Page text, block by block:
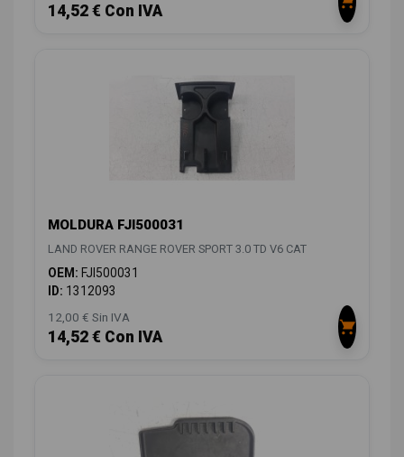
14,52 € Con IVA
MOLDURA FJI500031
LAND ROVER RANGE ROVER SPORT 3.0 TD V6 CAT
OEM: FJI500031
ID: 1312093
12,00 € Sin IVA
14,52 € Con IVA